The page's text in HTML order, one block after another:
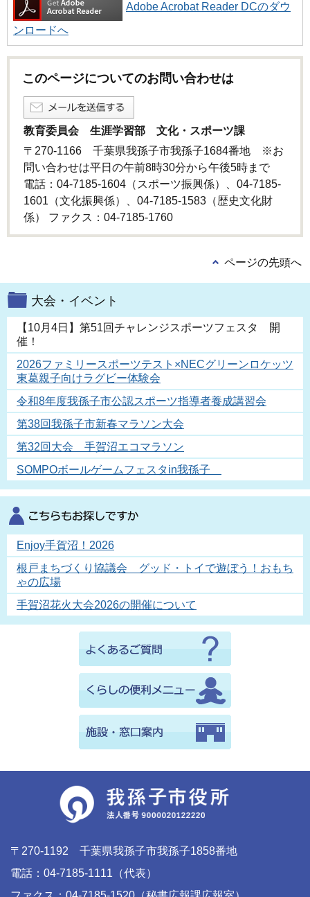
Adobe Acrobat Reader DCのダウ
ンロードへ
このページについてのお問い合わせは
教育委員会 生涯学習部 文化・スポーツ課
〒270-1166 千葉県我孫子市我孫子1684番地 ※お
問い合わせは平日の午前8時30分から午後5時まで
電話：04-7185-1604（スポーツ振興係）、04-7185-
1601（文化振興係）、04-7185-1583（歴史文化財
係） ファクス：04-7185-1760
ページの先頭へ
大会・イベント
【10月4日】第51回チャレンジスポーツフェスタ 開
催！
2026ファミリースポーツテスト×NECグリーンロケッツ
東葛親子向けラグビー体験会
令和8年度我孫子市公認スポーツ指導者養成講習会
第38回我孫子市新春マラソン大会
第32回大会 手賀沼エコマラソン
SOMPOボールゲームフェスタin我孫子
Enjoy手賀沼！2026
根戸まちづくり協議会 グッド・トイで遊ぼう！おもち
ゃの広場
手賀沼花火大会2026の開催について
〒270-1192 千葉県我孫子市我孫子1858番地
電話：04-7185-1111（代表）